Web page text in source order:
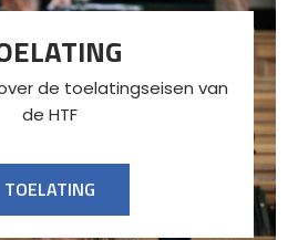
de toelatingseisen van
de HTF
TOELATING